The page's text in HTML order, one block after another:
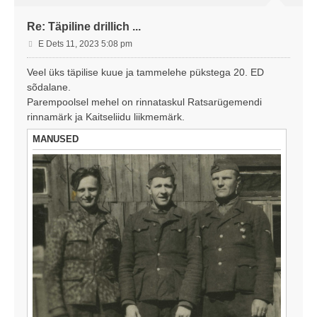
Re: Täpiline drillich ...
P
o
s
t
t
u
s
E Dets 11, 2023 5:08 pm
Veel üks täpilise kuue ja tammelehe pükstega 20. ED
sõdalane.
Parempoolsel mehel on rinnataskul Ratsarügemendi
rinnamärk ja Kaitseliidu liikmemärk.
MANUSED